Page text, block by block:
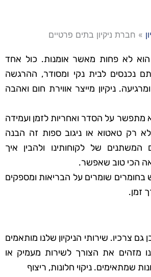
» חברת ניקיון בתים פרטיים
הוא לא פחות מאשר אומנות. כול אחד
נכנסים לבית נקי ומסודר, ההרגשה
ניקיון מייצר אווירת חום ואהבה
מתפשר על הסדר ואחריות לזמן ועמידה
לא רק טאטוא או ניגוב ספות זה הבנה
של לקוחותינו ולהבין איך
הכי טוב שאפשר.
שומרים על הבריאות ומספקים
זמן.
גם צרכיו. שירותי הניקיון שלנו מותאמים
מזהים את הצורך לשירות מעמיק או
שמתאימים. ניקוי חלונות, ריצוף